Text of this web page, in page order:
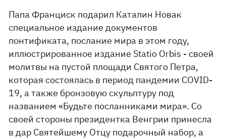
Папа Франциск подарил Каталин Новак
специальное издание документов
понтификата, послание мира в этом году,
иллюстрированное издание Statio Orbis - своей
молитвы на пустой площади Святого Петра,
которая состоялась в период пандемии COVID-
19, а также бронзовую скульптуру под
названием «Будьте посланниками мира». Со
своей стороны президентка Венгрии принесла
в дар Святейшему Отцу подарочный набор, а